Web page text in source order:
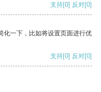
支持[0] 反对[0]
化一下，比如将设置页面进行优
支持[0] 反对[0]